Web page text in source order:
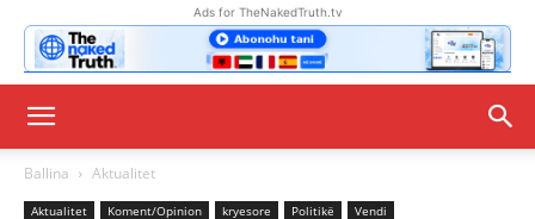
Ads for TheNakedTruth.tv
Ballina Aktualitet
Aktualitet Koment/Opinion kryesore Politikë Vendi